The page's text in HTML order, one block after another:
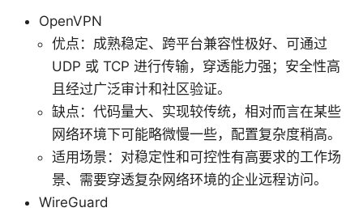
OpenVPN
优点：成熟稳定、跨平台兼容性极好、可通过
UDP 或 TCP 进行传输，穿透能力强；安全性高
且经过广泛审计和社区验证。
缺点：代码量大、实现较传统，相对而言在某些
网络环境下可能略微慢一些，配置复杂度稍高。
适用场景：对稳定性和可控性有高要求的工作场
景、需要穿透复杂网络环境的企业远程访问。
WireGuard